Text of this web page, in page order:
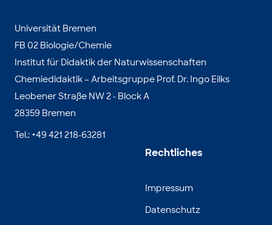
Universität Bremen
FB 02 Biologie/Chemie
Institut für Didaktik der Naturwissenschaften
Chemiedidaktik – Arbeitsgruppe Prof. Dr. Ingo Eilks
Leobener Straße NW 2 - Block A
28359 Bremen
Tel.: +49 421 218-63281
Rechtliches
Impressum
Datenschutz